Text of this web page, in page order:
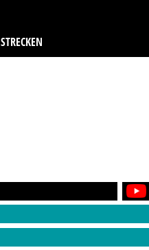
STRECKEN